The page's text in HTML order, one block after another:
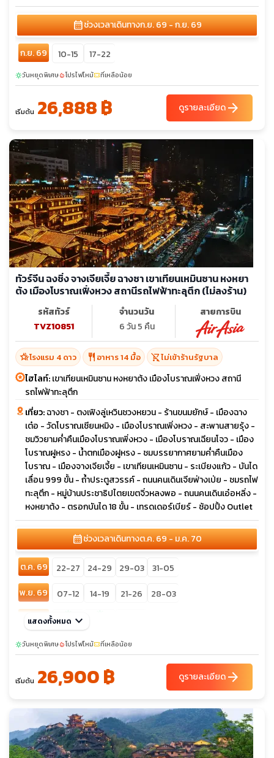
calendar_monthช่วงเวลาเดินทางก.ย. 69 - ก.ย. 69
ก.ย. 69 10-15 17-22
sunnyวันหยุดพิเศษlocal_fire_departmentโปรไฟไหม้confirmation_numberที่เหลือน้อย
เริ่มต้น 26,888 ฿ ดูรายละเอียดarrow_forward
ทัวร์จีน ฉงชิ่ง จางเจียเจี้ย ฉางซา เขาเทียนเหมินซาน หงหยา
ต้ง เมืองโบราณเฟิ่งหวง สถานีรถไฟฟ้าทะลุตึก (ไม่ลงร้าน)
รหัสทัวร์
TVZ10851
จำนวนวัน
6 วัน 5 คืน
สายการบิน
hotel_classโรงแรม 4 ดาว restaurant อาหาร 14 มื้อ shopping_cart_offไม่เข้าร้านรัฐบาล
ไฮไลท์:เขาเทียนเหมินซาน หงหยาต้ง เมืองโบราณเฟิ่งหวง สถานี
รถไฟฟ้าทะลุตึก
เที่ยว:ฉางชา - ตงเฟิงลู่เหวินชวงหยวน - ร้านขนมยักษ์ - เมืองฉาง
เต๋อ - วัดโบราณเชียนหมิง - เมืองโบราณเพิ่งหวง - สะพานสายรุ้ง -
ชมวิวยามค่ำคืนเมืองโบราณเพิ่งหวง - เมืองโบราณเฉียนโจว - เมือง
โบราณฝูหรง - น้ำตกเมืองฝูหรง - ชมบรรยากาศยามค่ำคืนเมือง
โบราณ - เมืองจางเจียเจี้ย - เขาเทียนเหมินซาน - ระเบียงแก้ว - บันได
เลื่อน 999 ขั้น - ถ้ำประตูสวรรค์ - ถนนคนเดินเจียฟ่างเป่ย - ชมรถไฟ
ทะลุตึก - หมู่บ้านประชาธิปไตยเขตจิ่วหลงพอ - ถนนคนเดินเอ๋อหลิ่ง -
หงหยาต้ง - ตรอกบันได 18 ขั้น - เทรดเดอร์เบียร์ - ช้อปปิ้ง Outlet
calendar_monthช่วงเวลาเดินทางต.ค. 69 - ม.ค. 70
ต.ค. 69 22-27 24-29 29-03
31-05
พ.ย. 69
07-12 14-19 21-26
28-03
ธ.ค. 69
sunny
05-10
sunny
แสดงทั้งหมด keyboard_arrow_down
sunnyวันหยุดพิเศษlocal_fire_departmentโปรไฟไหม้confirmation_numberที่เหลือน้อย
เริ่มต้น 26,900 ฿ ดูรายละเอียดarrow_forward